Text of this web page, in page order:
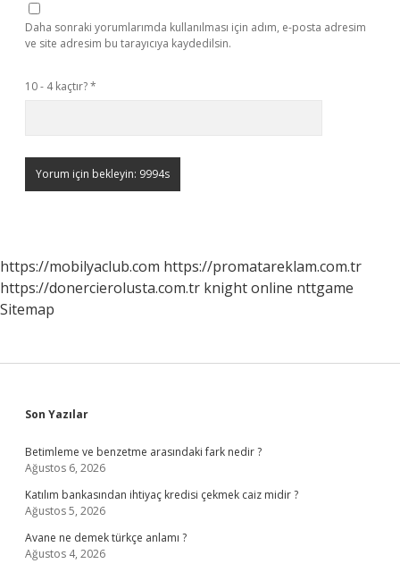
Daha sonraki yorumlarımda kullanılması için adım, e-posta adresim
ve site adresim bu tarayıcıya kaydedilsin.
10 - 4 kaçtır?*
https://mobilyaclub.com https://promatareklam.com.tr
https://donercierolusta.com.tr knight online nttgame
Sitemap
Sidebar
Son Yazılar
Betimleme ve benzetme arasındaki fark nedir ?
Ağustos 6, 2026
Katılım bankasından ihtiyaç kredisi çekmek caiz midir ?
Ağustos 5, 2026
Avane ne demek türkçe anlamı ?
Ağustos 4, 2026